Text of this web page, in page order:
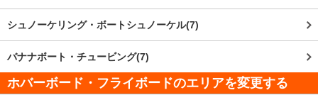
シュノーケリング・ボートシュノーケル(7)
バナナボート・チュービング(7)
ホバーボード・フライボードのエリアを変更する